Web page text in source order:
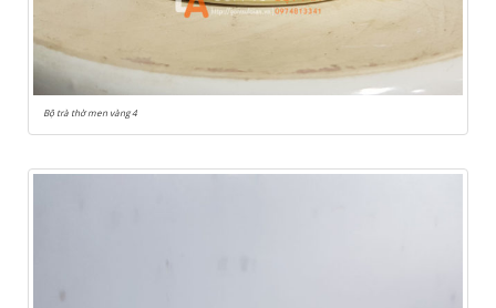
Bộ trà thờ men vàng 4